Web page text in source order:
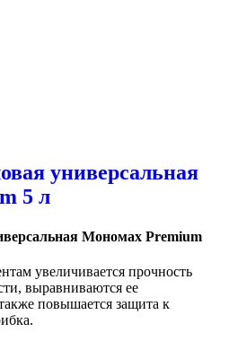
универсальная
5 л
Мономах Premium
увеличивается прочность
выравниваются ее
повышается защита к